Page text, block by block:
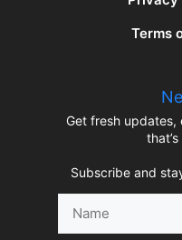
Terms
Get fresh
Subscribe and